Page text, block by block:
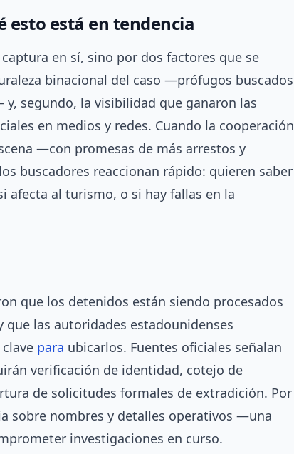
esto está en tendencia
en sí, sino por dos factores que se
binacional del caso —prófugos buscados
y, segundo, la visibilidad que ganaron las
en medios y redes. Cuando la cooperación
—con promesas de más arrestos y
buscadores reaccionan rápido: quieren saber
afecta al turismo, o si hay fallas en la
que los detenidos están siendo procesados
que las autoridades estadounidenses
para ubicarlos. Fuentes oficiales señalan
verificación de identidad, cotejo de
de solicitudes formales de extradición. Por
sobre nombres y detalles operativos —una
investigaciones en curso.